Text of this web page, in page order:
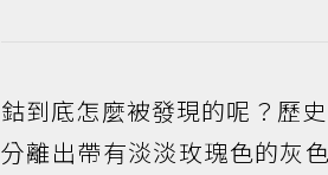
鈷到底怎麼被發現的呢？歷
分離出帶有淡淡玫瑰色的灰